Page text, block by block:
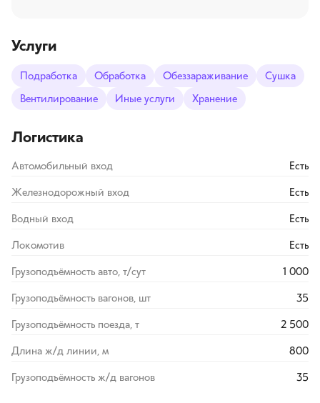
Услуги
Подработка Обработка Обеззараживание
Сушка
Вентилирование
Иные услуги Хранение
Логистика
Автомобильный вход Есть
Железнодорожный вход Есть
Водный вход Есть
Локомотив Есть
Грузоподъёмность авто, т/сут 1 000
Грузоподъёмность вагонов, шт 35
Грузоподъёмность поезда, т 2 500
Длина ж/д линии, м 800
Грузоподъёмность ж/д вагонов 35